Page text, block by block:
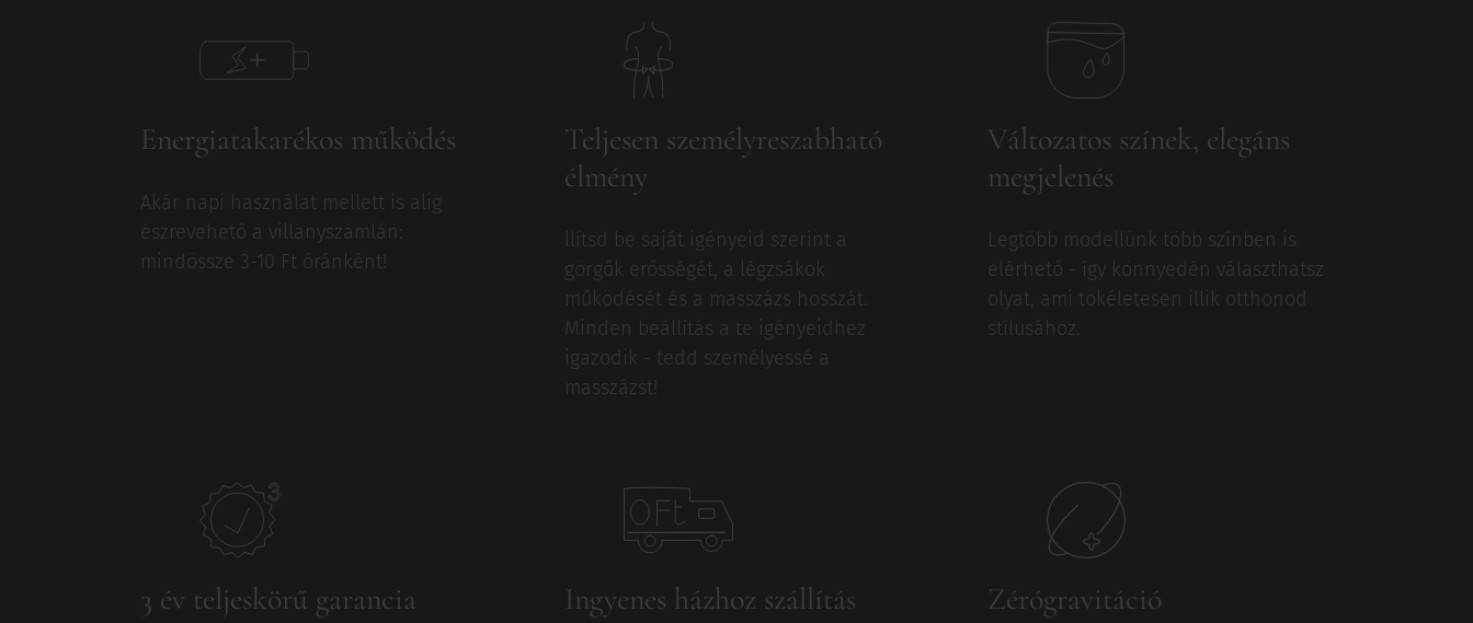
Energiatakarékos működés
Akár napi használat mellett is alig
észrevehető a villanyszámlán:
mindössze 3-10 Ft óránként!
Teljesen személyreszabható
élmény
llítsd be saját igényeid szerint a
görgők erősségét, a légzsákok
működését és a masszázs hosszát.
Minden beállítás a te igényeidhez
igazodik - tedd személyessé a
masszázst!
Változatos színek, elegáns
megjelenés
Legtöbb modellünk több színben is
elérhető - így könnyedén választhatsz
olyat, ami tökéletesen illik otthonod
stílusához.
3 év teljeskörű garancia Ingyenes házhoz szállítás Zérógravitáció